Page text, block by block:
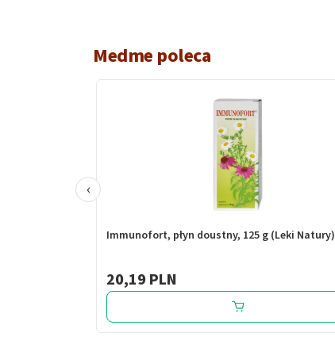
Medme poleca
Immunofort, płyn doustny, 125 g (Leki Natury)
20,19 PLN
‹